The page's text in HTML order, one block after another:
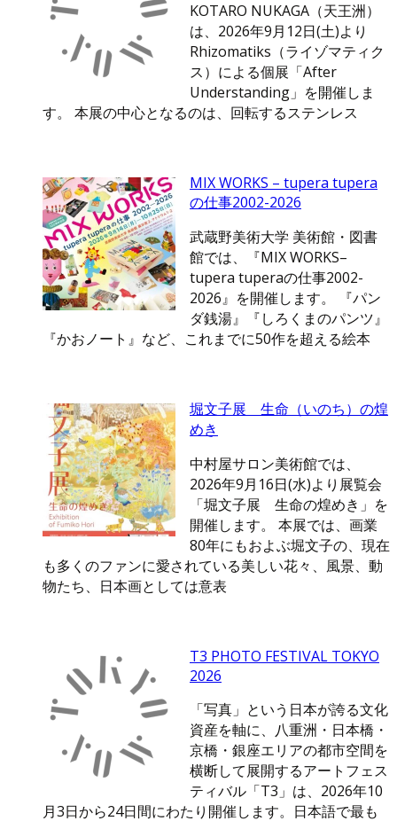
KOTARO NUKAGA（天王洲）
は、2026年9月12日(土)より
Rhizomatiks（ライゾマティク
ス）による個展「After
Understanding」を開催しま
す。 本展の中心となるのは、回転するステンレス
MIX WORKS – tupera tupera
の仕事2002-2026
武蔵野美術大学 美術館・図書
館では、『MIX WORKS–
tupera tuperaの仕事2002-
2026』を開催します。 『パン
ダ銭湯』『しろくまのパンツ』
『かおノート』など、これまでに50作を超える絵本
堀文子展 生命（いのち）の煌
めき
中村屋サロン美術館では、
2026年9月16日(水)より展覧会
「堀文子展 生命の煌めき」を
開催します。 本展では、画業
80年にもおよぶ堀文子の、現在
も多くのファンに愛されている美しい花々、風景、動
物たち、日本画としては意表
T3 PHOTO FESTIVAL TOKYO
2026
「写真」という日本が誇る文化
資産を軸に、八重洲・日本橋・
京橋・銀座エリアの都市空間を
横断して展開するアートフェス
ティバル「T3」は、2026年10
月3日から24日間にわたり開催します。日本語で最も